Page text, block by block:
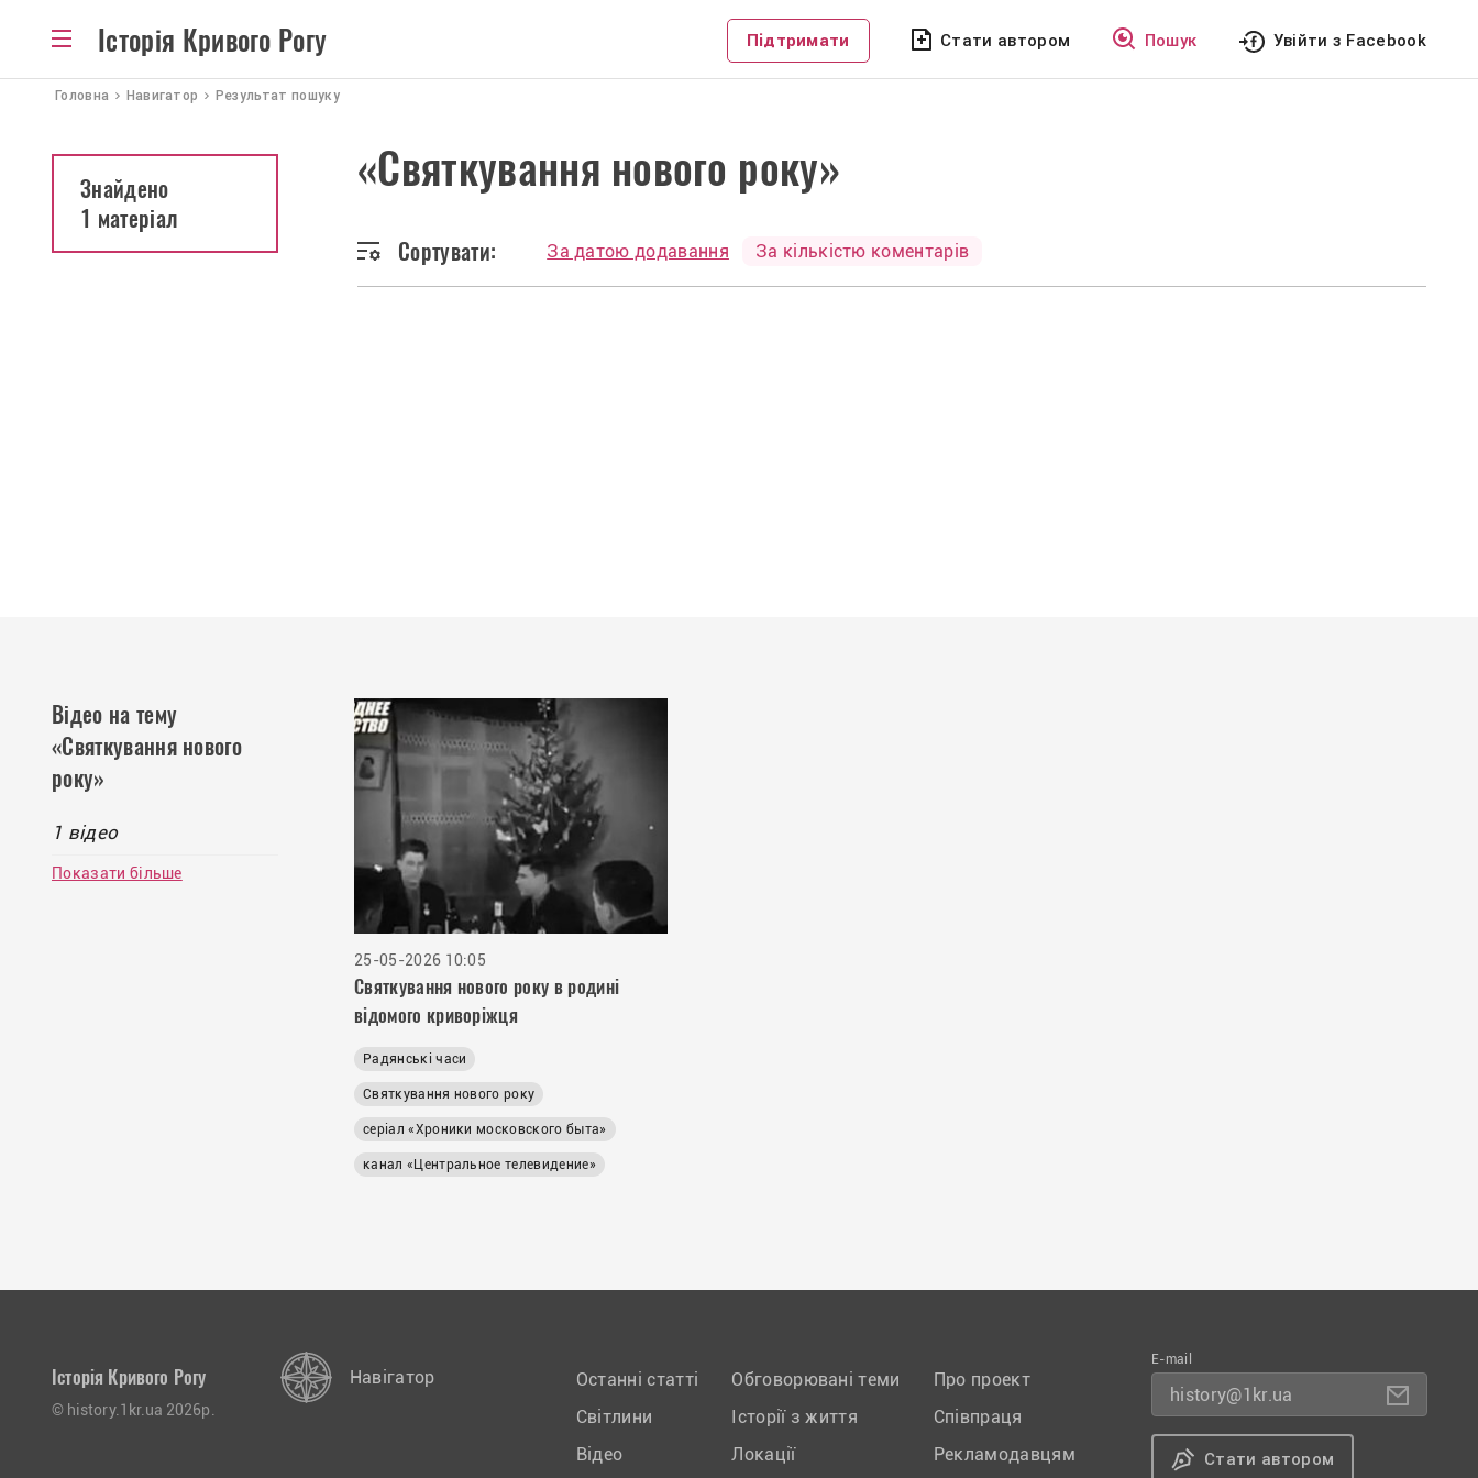
Історія Кривого Рогу Підтримати Стати автором Пошук Увійти з Facebook
Головна Навигатор Результат пошуку
«Святкування нового року»
Сортувати: За датою додавання За кількістю коментарів
Знайдено
1 матеріал
Відео на тему
«Святкування нового
року»
1 відео
Показати більше
25-05-2026 10:05
Святкування нового року в родині
відомого криворіжця
Радянські часи
Святкування нового року
серіал «Хроники московского быта»
канал «Центральное телевидение»
Історія Кривого Рогу
© history.1kr.ua 2026р.
Навігатор
Останні статті
Світлини
Відео
Обговорювані теми
Історії з життя
Локації
Про проект
Співпраця
Рекламодавцям
E-mail
history@1kr.ua
Стати автором